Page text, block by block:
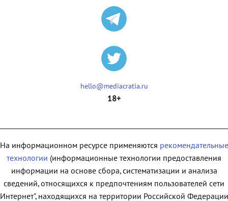
hello@mediacratia.ru
18+
На информационном ресурсе применяются рекомендательные
технологии (информационные технологии предоставления
информации на основе сбора, систематизации и анализа
сведений, относящихся к предпочтениям пользователей сети
находящихся на территории Российской